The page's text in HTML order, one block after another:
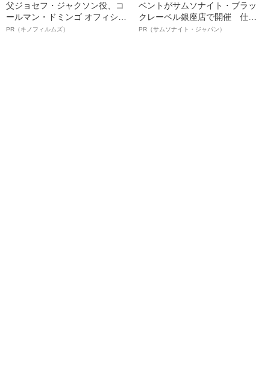
父ジョセフ・ジャクソン役、コ
ールマン・ドミンゴ オフィシャ
ルインタビュー“観客を魅了した
PR（キノフィルムズ）
ベントがサムソナイト・ブラッ
クレーベル銀座店で開催 仕事
も人生も自分らしく～笑顔あふ
PR（サムソナイト・ジャパン）